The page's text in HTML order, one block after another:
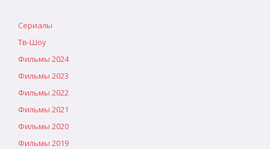
Сериалы
Тв-Шоу
Фильмы 2024
Фильмы 2023
Фильмы 2022
Фильмы 2021
Фильмы 2020
Фильмы 2019